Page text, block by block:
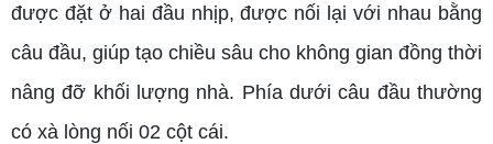
được đặt ở hai đầu nhịp, được nối lại với nhau bằng
câu đầu, giúp tạo chiều sâu cho không gian đồng thời
nâng đỡ khối lượng nhà. Phía dưới câu đầu thường
có xà lòng nối 02 cột cái.